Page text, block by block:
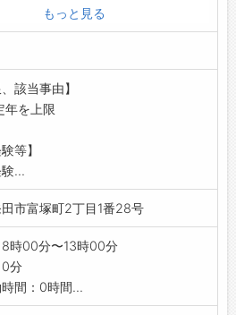
変更無し」
もっと見る
該当事由】
年を上限
等】
...
市富塚町2丁目1番28号
8時00分〜13時00分
0分
間：0時間...